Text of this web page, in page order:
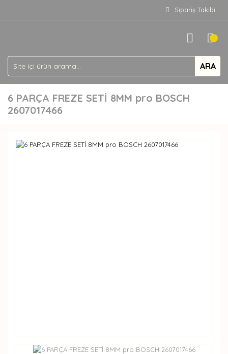
Sipariş Takibi
ARA
6 PARÇA FREZE SETİ 8MM pro BOSCH
2607017466